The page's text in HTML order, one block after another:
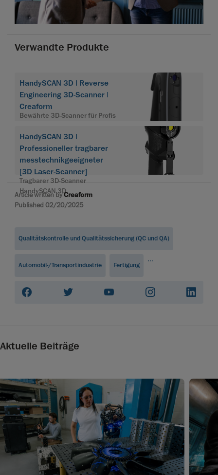
Verwandte Produkte
HandySCAN 3D | Reverse
Engineering 3D-Scanner |
Creaform
Bewährte 3D-Scanner für Profis
HandySCAN 3D |
Professioneller tragbarer
messtechnikgeeigneter
[3D Laser-Scanner]
Tragbarer 3D-Scanner
HandySCAN 3D
Article written byCreaform
Published 02/20/2025
Qualitätskontrolle und Qualitätssicherung (QC und QA)
Automobil-/Transportindustrie Fertigung
...
Aktuelle Beiträge